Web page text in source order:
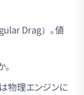
Drag）。値
物理エンジンに